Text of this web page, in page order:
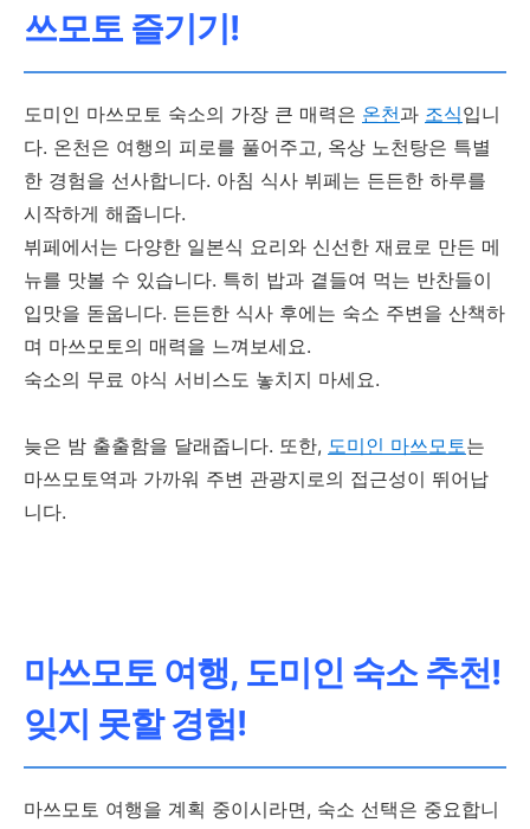
쓰모토 즐기기!
도미인 마쓰모토 숙소의 가장 큰 매력은 온천과 조식입니
다. 온천은 여행의 피로를 풀어주고, 옥상 노천탕은 특별
한 경험을 선사합니다. 아침 식사 뷔페는 든든한 하루를
시작하게 해줍니다.
뷔페에서는 다양한 일본식 요리와 신선한 재료로 만든 메
뉴를 맛볼 수 있습니다. 특히 밥과 곁들여 먹는 반찬들이
입맛을 돋웁니다. 든든한 식사 후에는 숙소 주변을 산책하
며 마쓰모토의 매력을 느껴보세요.
숙소의 무료 야식 서비스도 놓치지 마세요.
늦은 밤 출출함을 달래줍니다. 또한, 도미인 마쓰모토는
마쓰모토역과 가까워 주변 관광지로의 접근성이 뛰어납
니다.
마쓰모토 여행, 도미인 숙소 추천!
잊지 못할 경험!
마쓰모토 여행을 계획 중이시라면, 숙소 선택은 중요합니